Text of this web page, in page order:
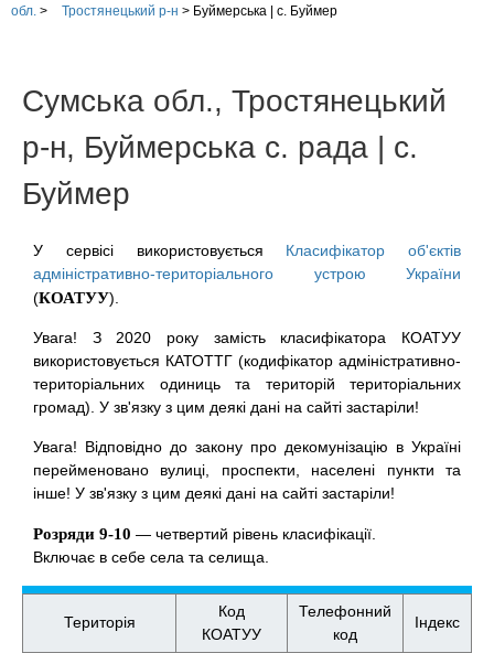
обл. > Тростянецький р-н > Буймерська | с. Буймер
Сумська обл., Тростянецький
р-н, Буймерська с. рада | с.
Буймер
У сервісі використовується Класифікатор об'єктів
адміністративно-територіального устрою України
(КОАТУУ).
Увага! З 2020 року замість класифікатора КОАТУУ
використовується КАТОТТГ (кодифікатор адміністративно-
територіальних одиниць та територій територіальних
громад). У зв'язку з цим деякі дані на сайті застаріли!
Увага! Відповідно до закону про декомунізацію в Україні
перейменовано вулиці, проспекти, населені пункти та
інше! У зв'язку з цим деякі дані на сайті застаріли!
Розряди 9-10 — четвертий рівень класифікації.
Включає в себе села та селища.
Територія
Код
КОАТУУ
Телефонний
код
Індекс